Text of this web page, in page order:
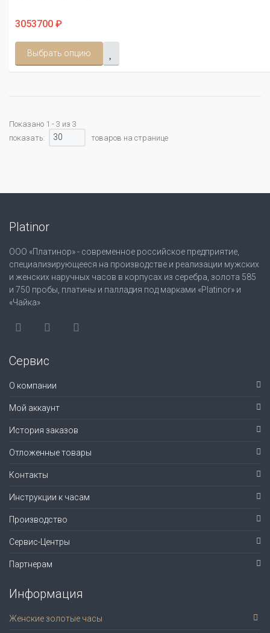
3053700 ₽
Выбрать опцию
Показано 1 - 3 из 3
показать:
30 товаров на странице
Platinor
ООО «Платинор» - современное российское предприятие,
специализирующееся на производстве и реализации мужских
и женских наручных часов в корпусах из серебра, золота 585
и 750 пробы, платины и палладия под марками «Platinor» и
«Чайка»
Сервис
О компании
Мой аккаунт
История заказов
Отложенные товары
Контакты
Инструкции к часам
Производство
Сервис-Центры
Партнерам
Информация
Женские золотые часы